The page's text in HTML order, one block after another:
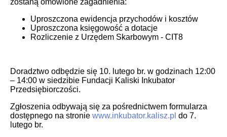
zostaną omówione zagadnienia:
Uproszczona ewidencja przychodów i kosztów
Uproszczona księgowość a dotacje
Rozliczenie z Urzędem Skarbowym - CIT8
Doradztwo odbędzie się 10. lutego br. w godzinach 12:00
– 14:00 w siedzibie Fundacji Kaliski Inkubator
Przedsiębiorczości.
Zgłoszenia odbywają się za pośrednictwem formularza
dostępnego na stronie www.inkubator.kalisz.pl do 7.
lutego br.